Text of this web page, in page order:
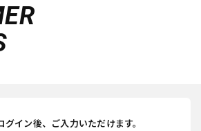
グイン後、ご入力いただけます。